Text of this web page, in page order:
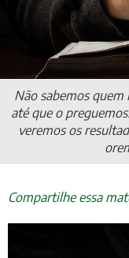
Não sabemos quem
até que o
veremos os
Compartilhe essa